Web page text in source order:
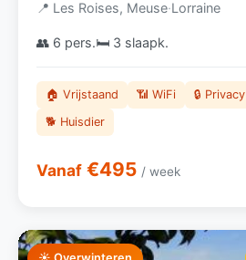
📍 Les Roises, Meuse·Lorraine
👥 6 pers.🛏️ 3 slaapk.
🏠 Vrijstaand 📶 WiFi 🔒 Privacy
🐕 Huisdier
Vanaf €495 / week